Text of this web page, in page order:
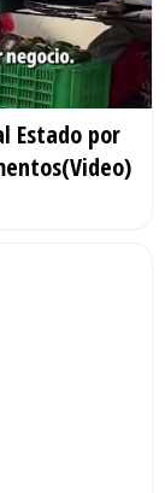
Estado por